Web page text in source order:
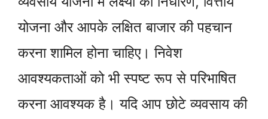
योजना और आपके लक्षित बाजार की पहचान
करना शामिल होना चाहिए। निवेश
आवश्यकताओं को भी स्पष्ट रूप से परिभाषित
करना आवश्यक है। यदि आप छोटे व्यवसाय की